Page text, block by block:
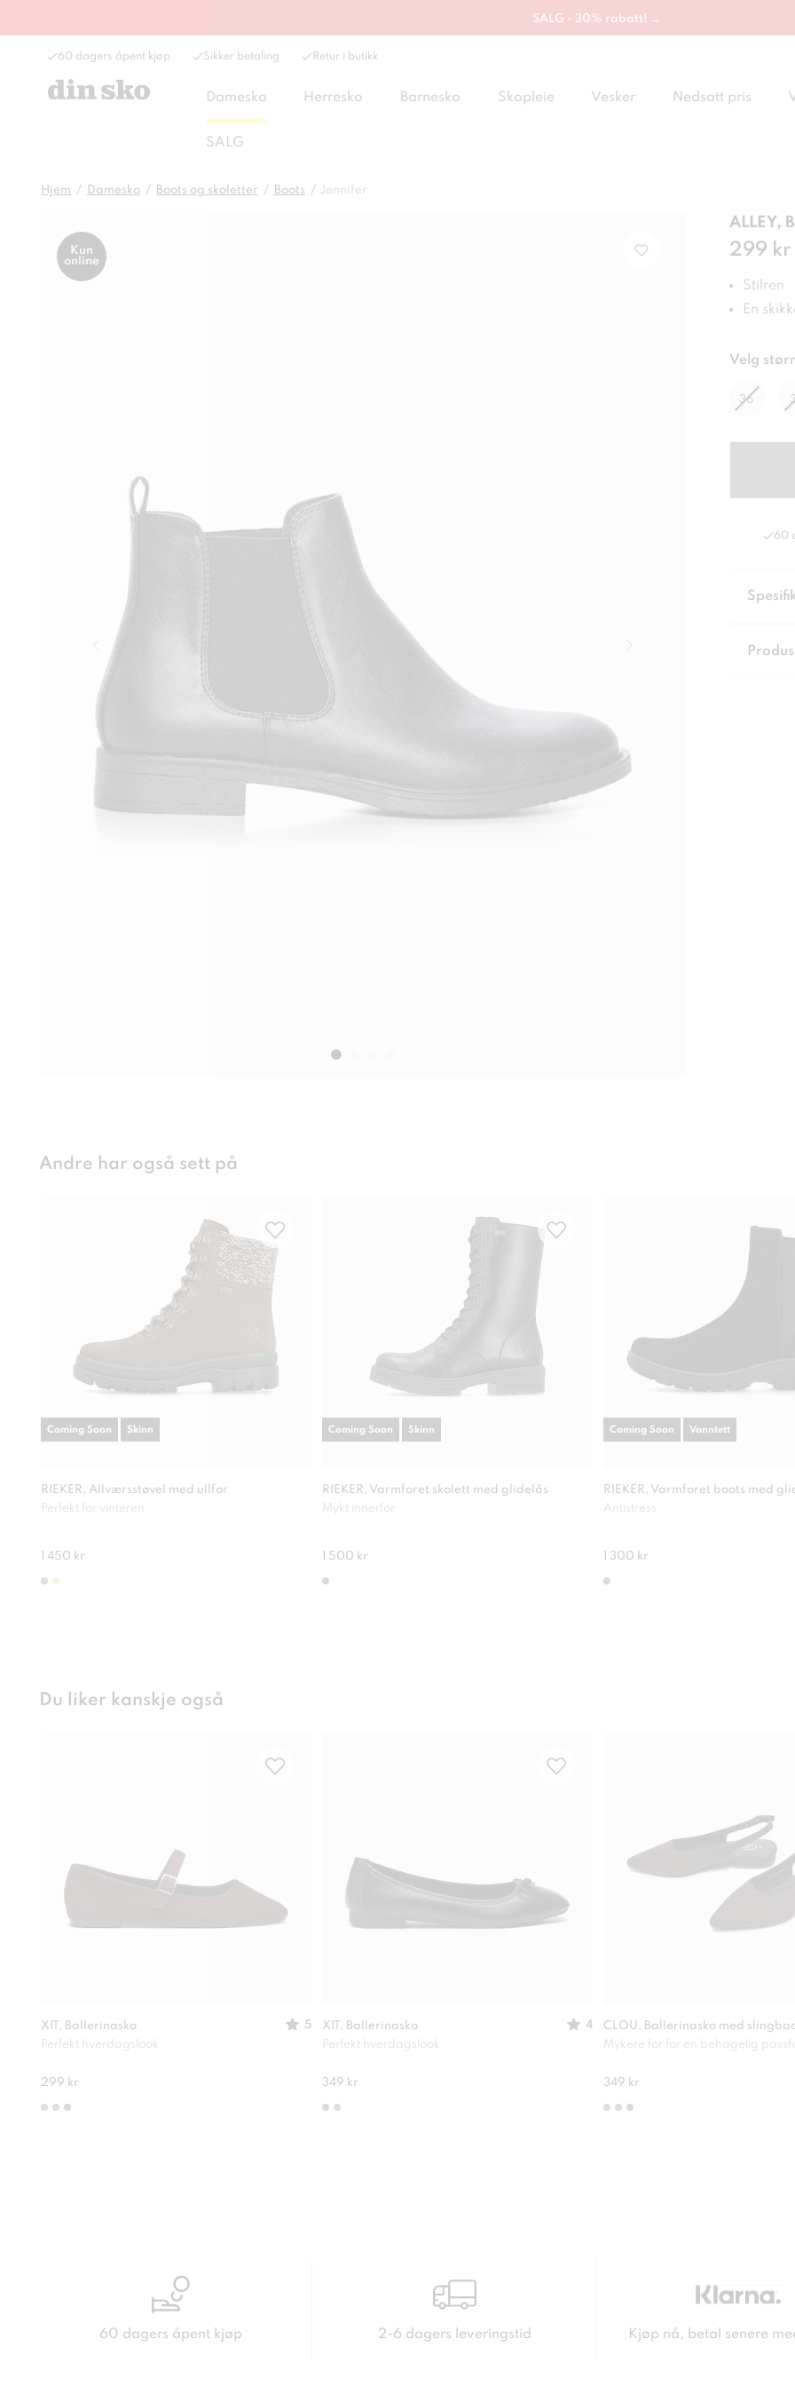
SALG - 30% rabatt! →
60 dagers åpent kjøp Sikker betaling Retur i butikk
Damesko Herresko Barnesko Skopleie Vesker Nedsatt pris
SALG
Hjem Damesko Boots og skoletter Boots Jennifer
Kun
online
ALLEY,
Pris:
299 kr
Stilren
En
Velg
36
60
Andre har også sett på
RIEKER, Allværsstøvel med ullfor
Perfekt for vinteren
1 450 kr
Coming Soon Skinn
RIEKER, Varmforet skolett med glidelås
Mykt innerfor
1 500 kr
Coming Soon Skinn
RIEKER, Varmforet boots med
Antistress
1 300 kr
Coming Soon Vanntett
Du liker kanskje også
XIT, Ballerinasko
5
Perfekt hverdagslook
299 kr
XIT, Ballerinasko
4
Perfekt hverdagslook
349 kr
CLOU, Ballerinasko med
Mykere for for en behagelig
349 kr
60 dagers åpent kjøp 2-6 dagers leveringstid Kjøp nå, betal senere